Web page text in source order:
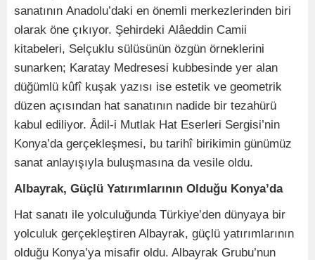
sanatının Anadolu’daki en önemli merkezlerinden biri
olarak öne çıkıyor. Şehirdeki Alâeddin Camii
kitabeleri, Selçuklu sülüsünün özgün örneklerini
sunarken; Karatay Medresesi kubbesinde yer alan
düğümlü kûfî kuşak yazısı ise estetik ve geometrik
düzen açısından hat sanatının nadide bir tezahürü
kabul ediliyor. Âdil-i Mutlak Hat Eserleri Sergisi’nin
Konya’da gerçekleşmesi, bu tarihî birikimin günümüz
sanat anlayışıyla buluşmasına da vesile oldu.
Albayrak, Güçlü Yatırımlarının Olduğu Konya’da
Hat sanatı ile yolculuğunda Türkiye’den dünyaya bir
yolculuk gerçekleştiren Albayrak, güçlü yatırımlarının
olduğu Konya’ya misafir oldu. Albayrak Grubu’nun